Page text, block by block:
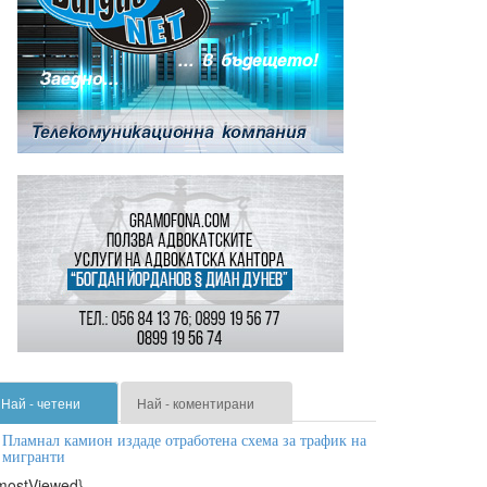
Най - четени Най - коментирани
Пламнал камион издаде отработена схема за трафик на
мигранти